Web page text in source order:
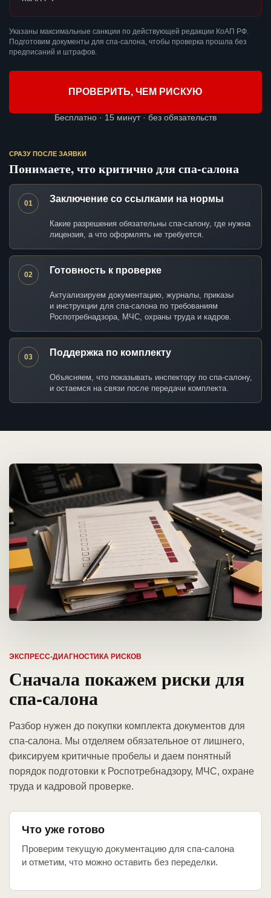
Указаны максимальные санкции по действующей редакции КоАП РФ.
Подготовим документы для спа-салона, чтобы проверка прошла без
предписаний и штрафов.
ПРОВЕРИТЬ, ЧЕМ РИСКУЮ
Бесплатно · 15 минут · без обязательств
СРАЗУ ПОСЛЕ ЗАЯВКИ
Понимаете, что критично для спа-салона
01 Заключение со ссылками на нормы
Какие разрешения обязательны спа-салону, где нужна
лицензия, а что оформлять не требуется.
02 Готовность к проверке
Актуализируем документацию, журналы, приказы
и инструкции для спа-салона по требованиям
Роспотребнадзора, МЧС, охраны труда и кадров.
03 Поддержка по комплекту
Объясняем, что показывать инспектору по спа-салону,
и остаемся на связи после передачи комплекта.
ЭКСПРЕСС-ДИАГНОСТИКА РИСКОВ
Сначала покажем риски для
спа-салона
Разбор нужен до покупки комплекта документов для
спа-салона. Мы отделяем обязательное от лишнего,
фиксируем критичные пробелы и даем понятный
порядок подготовки к Роспотребнадзору, МЧС, охране
труда и кадровой проверке.
Что уже готово
Проверим текущую документацию для спа-салона
и отметим, что можно оставить без переделки.